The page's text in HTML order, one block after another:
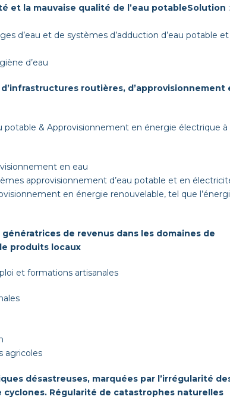
et la mau­vaise qual­ité de l’eau potableSolu­tion
d’eau et de sys­tèmes d’adduction d’eau potable et
d’eau
routières, d’approvisionnement
potable & Appro­vi­sion­nement en énergie élec­trique à
en eau
appro­vi­sion­nement d’eau potable et en
en énergie renou­ve­lable, tel que
de revenus dans les domaines de
pro­duits locaux
et for­ma­tions artisanales
agricoles
désas­treuses, mar­quées par l’irrégularité
Régu­lar­ité de cat­a­stro­phes naturelles